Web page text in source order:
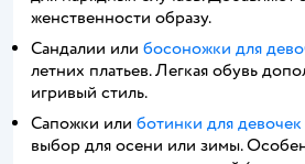
женственности образу.
Сандалии или босоножки для
летних платьев. Легкая обувь
игривый стиль.
Сапожки или ботинки для девочек
выбор для осени или зимы.